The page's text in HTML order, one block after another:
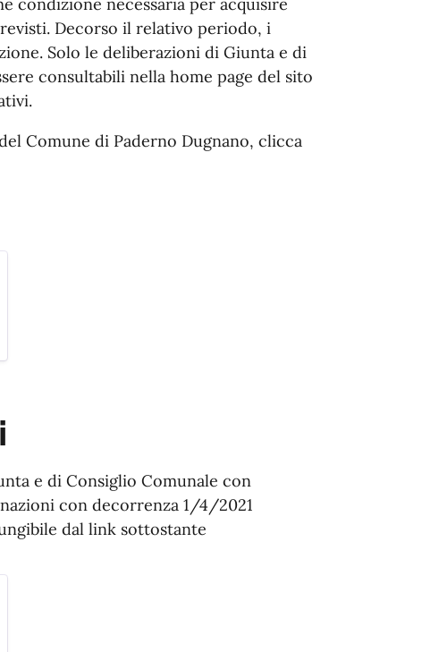
Decorso il relativo periodo, i
Solo le deliberazioni di Giunta e di
consultabili nella home page del sito
Comune di Paderno Dugnano, clicca
e di Consiglio Comunale con
con decorrenza 1/4/2021
dal link sottostante